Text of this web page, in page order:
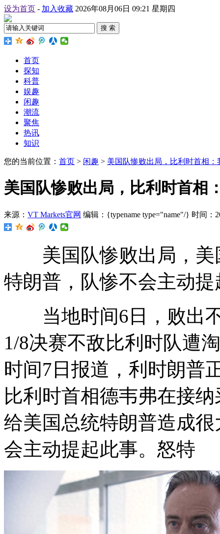
设为首页 - 加入收藏 2026年08月06日 09:21 星期四
搜 索
首页
探知
科普
娱趣
闲趣
潮流
聚焦
热讯
知识
您的当前位置： 首页 > 闲趣 > 美国队惨败出局，比利时首相
美国队惨败出局，比利时首相
来源： VT Markets官网 编辑：{typename type="name"/} 时间：
美国队惨败出局，美
特朗普，队惨不会主动提
当地时间6日，败出
1/8决赛不敌比利时队遭
时间7日报道，利时朗普
比利时首相德韦弗在接
给美国总统特朗普造成
会主动提起此事。怒特